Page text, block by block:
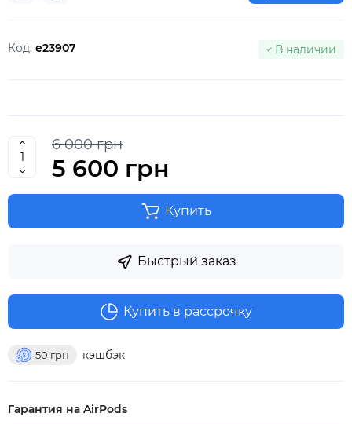
Код: e23907 В наличии
6 000 грн
5 600 грн
Купить
Быстрый заказ
50 грн кэшбэк
Купить в рассрочку
Гарантия на AirPods